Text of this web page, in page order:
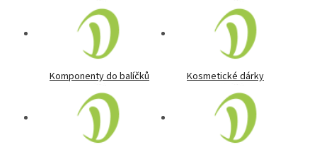
Komponenty do balíčků Kosmetické dárky